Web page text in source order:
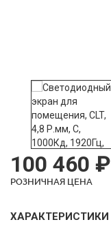
100 460 ₽
РОЗНИЧНАЯ ЦЕНА
ХАРАКТЕРИСТИКИ